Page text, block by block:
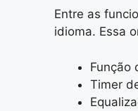
Entre as
idioma. Essa
Função
Timer